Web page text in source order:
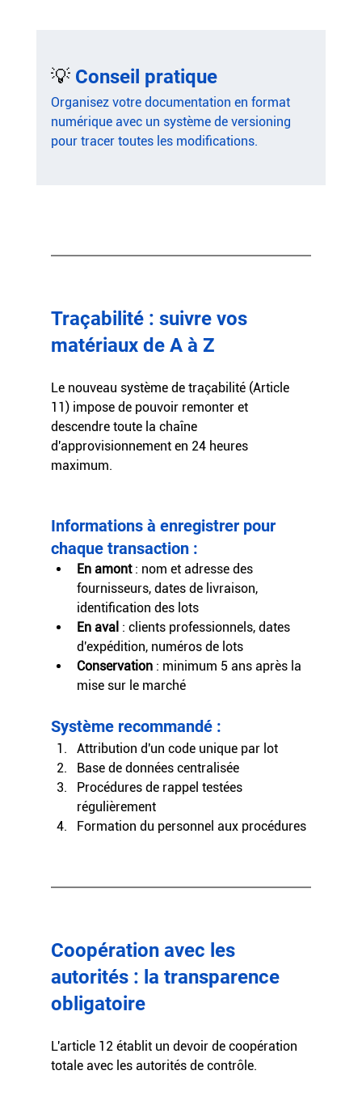
💡 Conseil pratique
Organisez votre documentation en format
numérique avec un système de versioning
pour tracer toutes les modifications.
Traçabilité : suivre vos
matériaux de A à Z
Le nouveau système de traçabilité (Article
11) impose de pouvoir remonter et
descendre toute la chaîne
d'approvisionnement en 24 heures
maximum.
Informations à enregistrer pour
chaque transaction :
En amont : nom et adresse des
fournisseurs, dates de livraison,
identification des lots
En aval : clients professionnels, dates
d'expédition, numéros de lots
Conservation : minimum 5 ans après la
mise sur le marché
Système recommandé :
Attribution d'un code unique par lot
Base de données centralisée
Procédures de rappel testées
régulièrement
Formation du personnel aux procédures
Coopération avec les
autorités : la transparence
obligatoire
L'article 12 établit un devoir de coopération
totale avec les autorités de contrôle.